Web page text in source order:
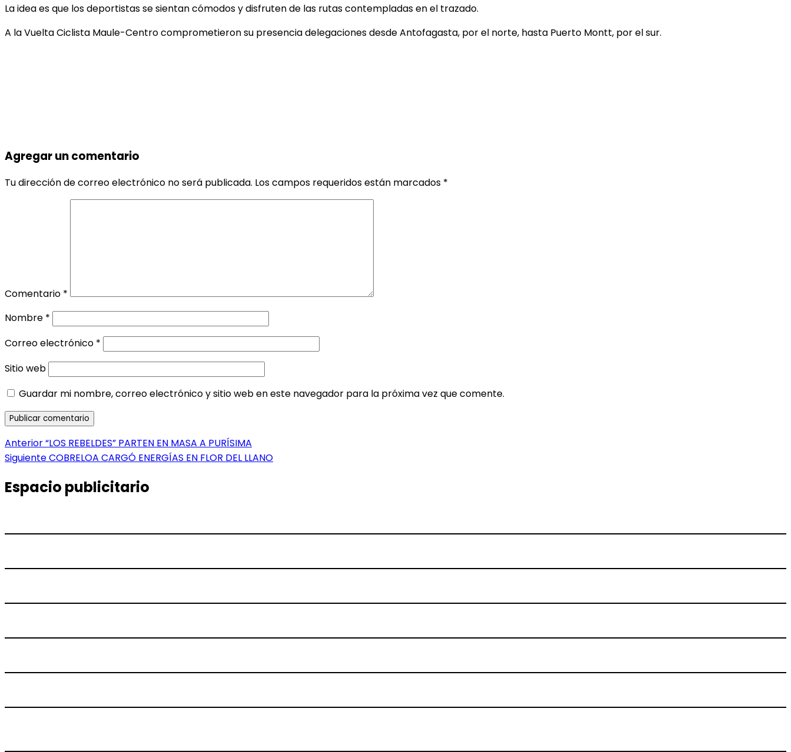
La idea es que los deportistas se sientan cómodos y disfruten de las rutas contempladas en el trazado.
A la Vuelta Ciclista Maule-Centro comprometieron su presencia delegaciones desde Antofagasta, por el norte, hasta Puerto Montt, por el sur.
Agregar un comentario
Tu dirección de correo electrónico no será publicada. Los campos requeridos están marcados *
Comentario *
Nombre *
Correo electrónico *
Sitio web
Guardar mi nombre, correo electrónico y sitio web en este navegador para la próxima vez que comente.
Navegación
de
entradas
AnteriorEntrada
anterior:
“LOS REBELDES” PARTEN EN MASA A PURÍSIMA
SiguienteEntrada
COBRELOA CARGÓ ENERGÍAS EN FLOR DEL LLANO
Espacio publicitario